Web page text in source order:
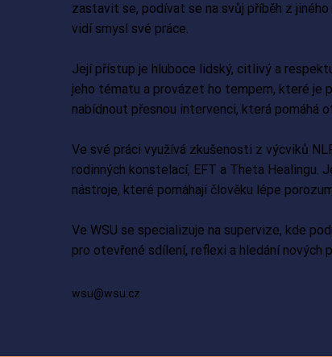
zastavit se, podívat se na svůj příběh z
vidí smysl své práce.
Její přístup je hluboce lidský, citlivý a
jeho tématu a provázet ho tempem, které je
nabídnout přesnou intervenci, která pomáhá
Ve své práci využívá zkušenosti z výcviků
rodinných konstelací, EFT a Theta Healingu.
nástroje, které pomáhají člověku lépe
Ve WSU se specializuje na supervize, kde
pro otevřené sdílení, reflexi a hledání nových
wsu@wsu.cz